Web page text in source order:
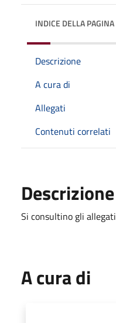
INDICE DELLA PAGINA
Descrizione
A cura di
Allegati
Contenuti correlati
Descrizione
Si consultino gli allegati
A cura di